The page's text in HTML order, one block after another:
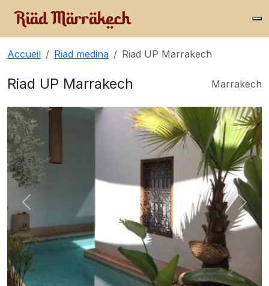
Accueil Riad medina Riad UP Marrakech
Riad UP Marrakech Marrakech